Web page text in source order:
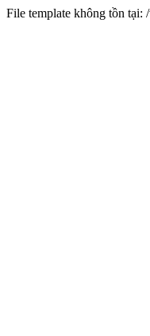
File template không tồn